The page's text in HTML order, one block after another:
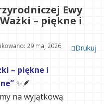
Ewy
– piękne i
Drukuj
29 maj 2026
– piękne i
✨🪶
na wyjątkową